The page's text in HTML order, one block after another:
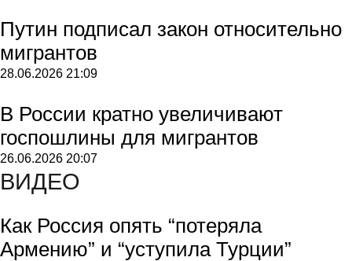
Путин подписал закон относительно
мигрантов
28.06.2026 21:09
В России кратно увеличивают
госпошлины для мигрантов
26.06.2026 20:07
ВИДЕО
Как Россия опять “потеряла
Армению” и “уступила Турции”